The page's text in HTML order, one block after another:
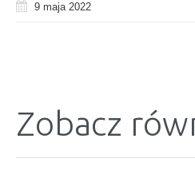
9 maja 2022
Zobacz